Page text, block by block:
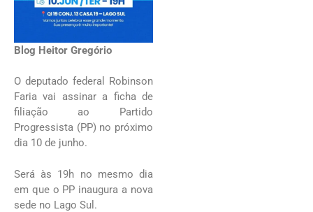
Blog Heitor Gregório
O deputado federal Robinson
Faria vai assinar a ficha de
filiação ao Partido
Progressista (PP) no próximo
dia 10 de junho.
Será às 19h no mesmo dia
em que o PP inaugura a nova
sede no Lago Sul.